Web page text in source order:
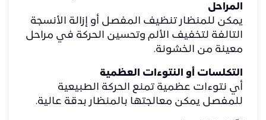
المراحل
يمكن للمنظار تنظيف المفصل أو إزالة الأنسجة
التالفة لتخفيف الألم وتحسين الحركة في مراحل
معينة من الخشونة.
التكلسات أو النتوءات العظمية
أي نتوءات عظمية تمنع الحركة الطبيعية
للمفصل يمكن معالجتها بالمنظار بدقة عالية.